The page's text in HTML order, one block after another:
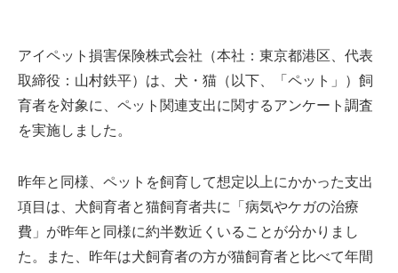
アイペット損害保険株式会社（本社：東京都港区、代表
取締役：山村鉄平）は、犬・猫（以下、「ペット」）飼
育者を対象に、ペット関連支出に関するアンケート調査
を実施しました。
昨年と同様、ペットを飼育して想定以上にかかった支出
項目は、犬飼育者と猫飼育者共に「病気やケガの治療
費」が昨年と同様に約半数近くいることが分かりまし
た。また、昨年は犬飼育者の方が猫飼育者と比べて年間